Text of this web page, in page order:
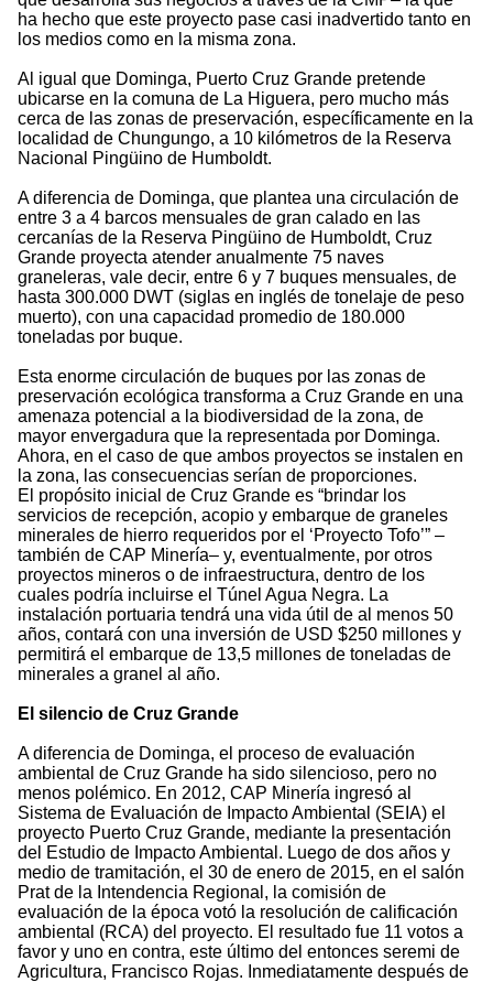
ha hecho que este proyecto pase casi inadvertido tanto en
los medios como en la misma zona.
Al igual que Dominga, Puerto Cruz Grande pretende
ubicarse en la comuna de La Higuera, pero mucho más
cerca de las zonas de preservación, específicamente en la
localidad de Chungungo, a 10 kilómetros de la Reserva
Nacional Pingüino de Humboldt.
A diferencia de Dominga, que plantea una circulación de
entre 3 a 4 barcos mensuales de gran calado en las
cercanías de la Reserva Pingüino de Humboldt, Cruz
Grande proyecta atender anualmente 75 naves
graneleras, vale decir, entre 6 y 7 buques mensuales, de
hasta 300.000 DWT (siglas en inglés de tonelaje de peso
muerto), con una capacidad promedio de 180.000
toneladas por buque.
Esta enorme circulación de buques por las zonas de
preservación ecológica transforma a Cruz Grande en una
amenaza potencial a la biodiversidad de la zona, de
mayor envergadura que la representada por Dominga.
Ahora, en el caso de que ambos proyectos se instalen en
la zona, las consecuencias serían de proporciones.
El propósito inicial de Cruz Grande es “brindar los
servicios de recepción, acopio y embarque de graneles
minerales de hierro requeridos por el ‘Proyecto Tofo’” –
también de CAP Minería– y, eventualmente, por otros
proyectos mineros o de infraestructura, dentro de los
cuales podría incluirse el Túnel Agua Negra. La
instalación portuaria tendrá una vida útil de al menos 50
años, contará con una inversión de USD $250 millones y
permitirá el embarque de 13,5 millones de toneladas de
minerales a granel al año.
El silencio de Cruz Grande
A diferencia de Dominga, el proceso de evaluación
ambiental de Cruz Grande ha sido silencioso, pero no
menos polémico. En 2012, CAP Minería ingresó al
Sistema de Evaluación de Impacto Ambiental (SEIA) el
proyecto Puerto Cruz Grande, mediante la presentación
del Estudio de Impacto Ambiental. Luego de dos años y
medio de tramitación, el 30 de enero de 2015, en el salón
Prat de la Intendencia Regional, la comisión de
evaluación de la época votó la resolución de calificación
ambiental (RCA) del proyecto. El resultado fue 11 votos a
favor y uno en contra, este último del entonces seremi de
Agricultura, Francisco Rojas. Inmediatamente después de